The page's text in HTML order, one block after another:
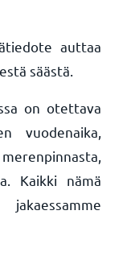
auttaa
säästä.
on otettava
vuodenaika,
Kaikki nämä